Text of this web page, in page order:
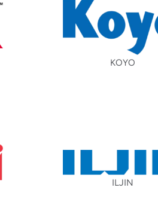
KOYO
ILJIN